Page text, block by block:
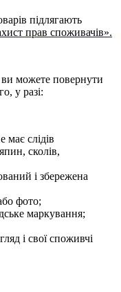
підлягають
прав споживачів».
можете повернути
у разі:
має слідів
сколів,
і збережена
фото;
маркування;
і свої споживчі